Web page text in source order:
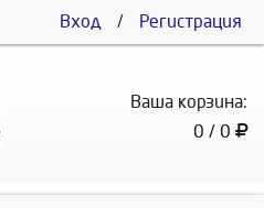
Вход / Регистрация
Ваша корзина:
0 / 0